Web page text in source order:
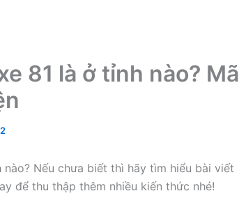
81 là ở tỉnh nào? Mã
nào? Nếu chưa biết thì hãy tìm hiểu bài viết
để thu thập thêm nhiều kiến thức nhé!